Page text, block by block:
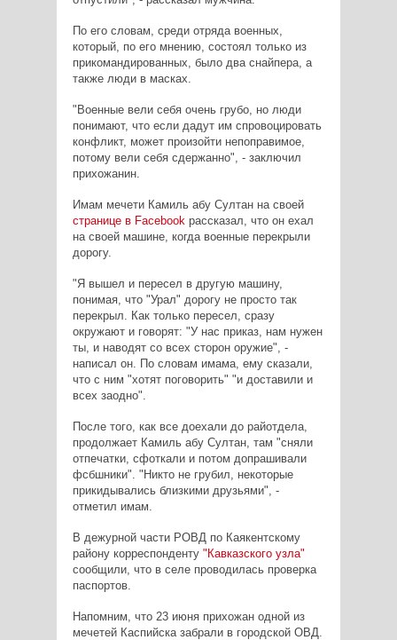
По его словам, среди отряда военных,
который, по его мнению, состоял только из
прикомандированных, было два снайпера, а
также люди в масках.
"Военные вели себя очень грубо, но люди
понимают, что если дадут им спровоцировать
конфликт, может произойти непоправимое,
потому вели себя сдержанно", - заключил
прихожанин.
Имам мечети Камиль абу Султан на своей
странице в Facebook рассказал, что он ехал
на своей машине, когда военные перекрыли
дорогу.
"Я вышел и пересел в другую машину,
понимая, что "Урал" дорогу не просто так
перекрыл. Как только пересел, сразу
окружают и говорят: "У нас приказ, нам нужен
ты, и наводят со всех сторон оружие", -
написал он. По словам имама, ему сказали,
что с ним "хотят поговорить" "и доставили и
всех заодно".
После того, как все доехали до райотдела,
продолжает Камиль абу Султан, там "сняли
отпечатки, сфоткали и потом допрашивали
фсбшники". "Никто не грубил, некоторые
прикидывались близкими друзьями", -
отметил имам.
В дежурной части РОВД по Каякентскому
району корреспонденту "Кавказского узла"
сообщили, что в селе проводилась проверка
паспортов.
Напомним, что 23 июня прихожан одной из
мечетей Каспийска забрали в городской ОВД.